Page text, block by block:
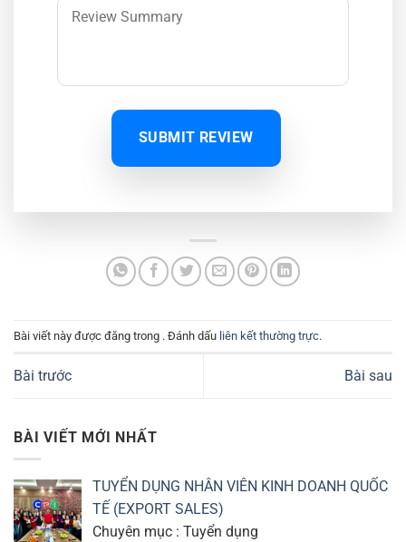
SUBMIT REVIEW
Bài viết này được đăng trong . Đánh dấu liên kết thường trực.
Bài trước Bài sau
BÀI VIẾT MỚI NHẤT
TUYỂN DỤNG NHÂN VIÊN KINH DOANH QUỐC
TẾ (EXPORT SALES)
Chuyên mục : Tuyển dụng